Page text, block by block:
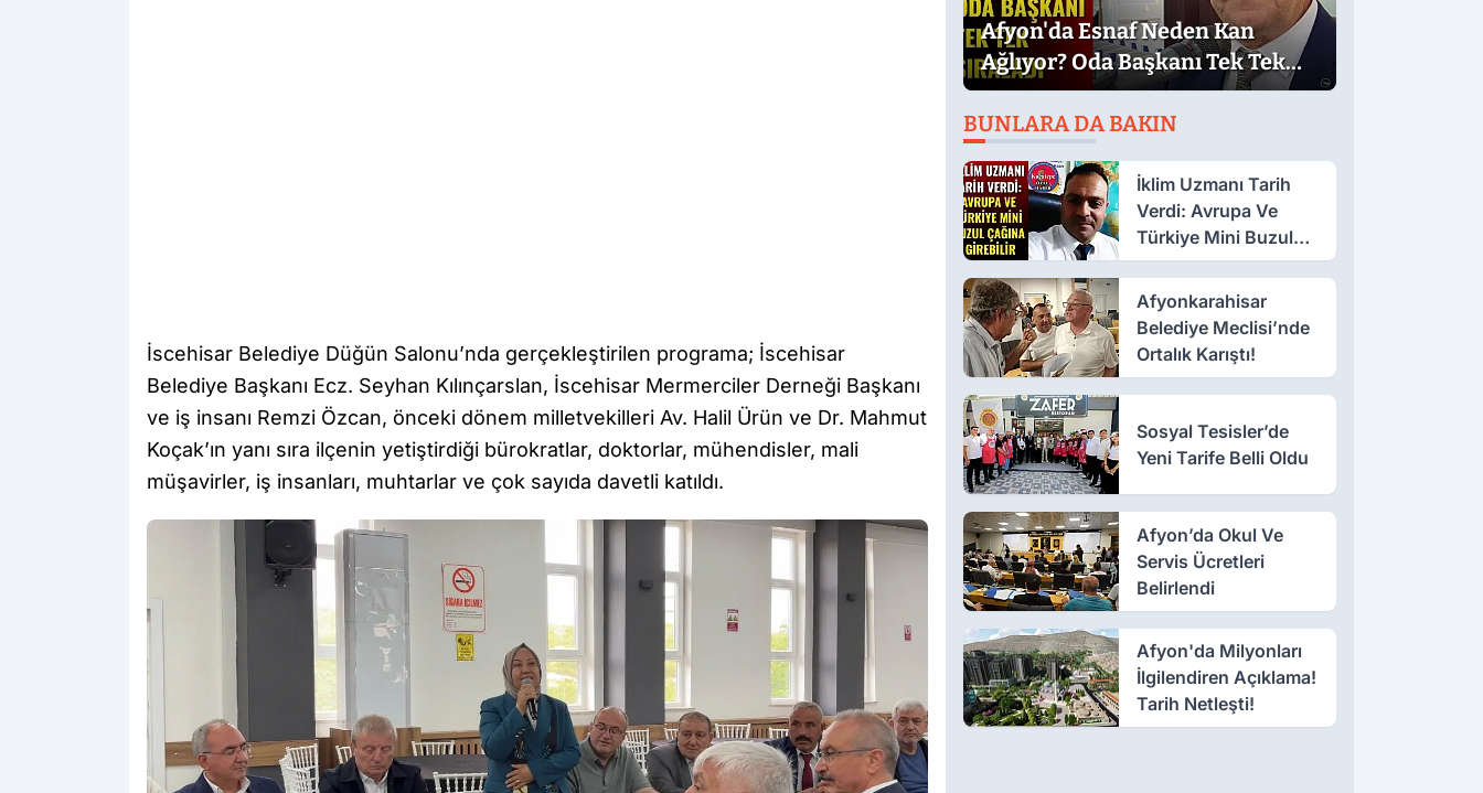
İscehisar Belediye Düğün Salonu’nda gerçekleştirilen programa; İscehisar
Belediye Başkanı Ecz. Seyhan Kılınçarslan, İscehisar Mermerciler Derneği Başkanı
ve iş insanı Remzi Özcan, önceki dönem milletvekilleri Av. Halil Ürün ve Dr. Mahmut
Koçak’ın yanı sıra ilçenin yetiştirdiği bürokratlar, doktorlar, mühendisler, mali
müşavirler, iş insanları, muhtarlar ve çok sayıda davetli katıldı.
Afyon'da Esnaf Neden Kan
Ağlıyor? Oda Başkanı Tek Tek
Sıraladı
BUNLARA DA BAKIN
İklim Uzmanı Tarih
Verdi: Avrupa Ve
Türkiye Mini Buzul
Çağına Girebilir
Afyonkarahisar
Belediye Meclisi’nde
Ortalık Karıştı!
Sosyal Tesisler’de
Yeni Tarife Belli Oldu
Afyon’da Okul Ve
Servis Ücretleri
Belirlendi
Afyon'da Milyonları
İlgilendiren Açıklama!
Tarih Netleşti!